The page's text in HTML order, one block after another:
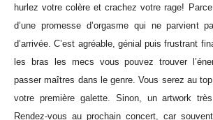
hurlez votre colère et crachez votre rage!
d’une promesse d’orgasme qui ne parvient
d’arrivée. C’est agréable, génial puis frustrant
les bras les mecs vous pouvez trouver
passer maîtres dans le genre. Vous serez au
votre première galette. Sinon, un artwork
Rendez-vous au prochain concert, car